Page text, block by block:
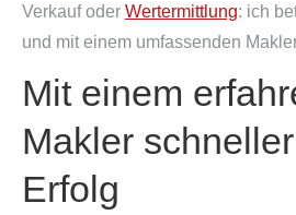
Verkauf oder Wertermittlung: ich
und mit einem umfassenden
Mit einem
Makler
Erfolg